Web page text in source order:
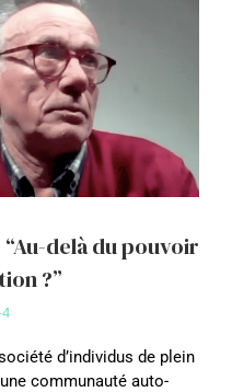
delà du pouvoir
?”
d’individus de plein
communauté auto-